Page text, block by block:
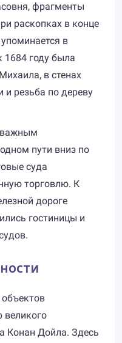
фрагменты
раскопках в конце
в
1684 году была
в стенах
и резьба по дереву
важным
пути вниз по
суда
торговлю. К
дороге
гостиницы и
великого
Конан Дойла. Здесь